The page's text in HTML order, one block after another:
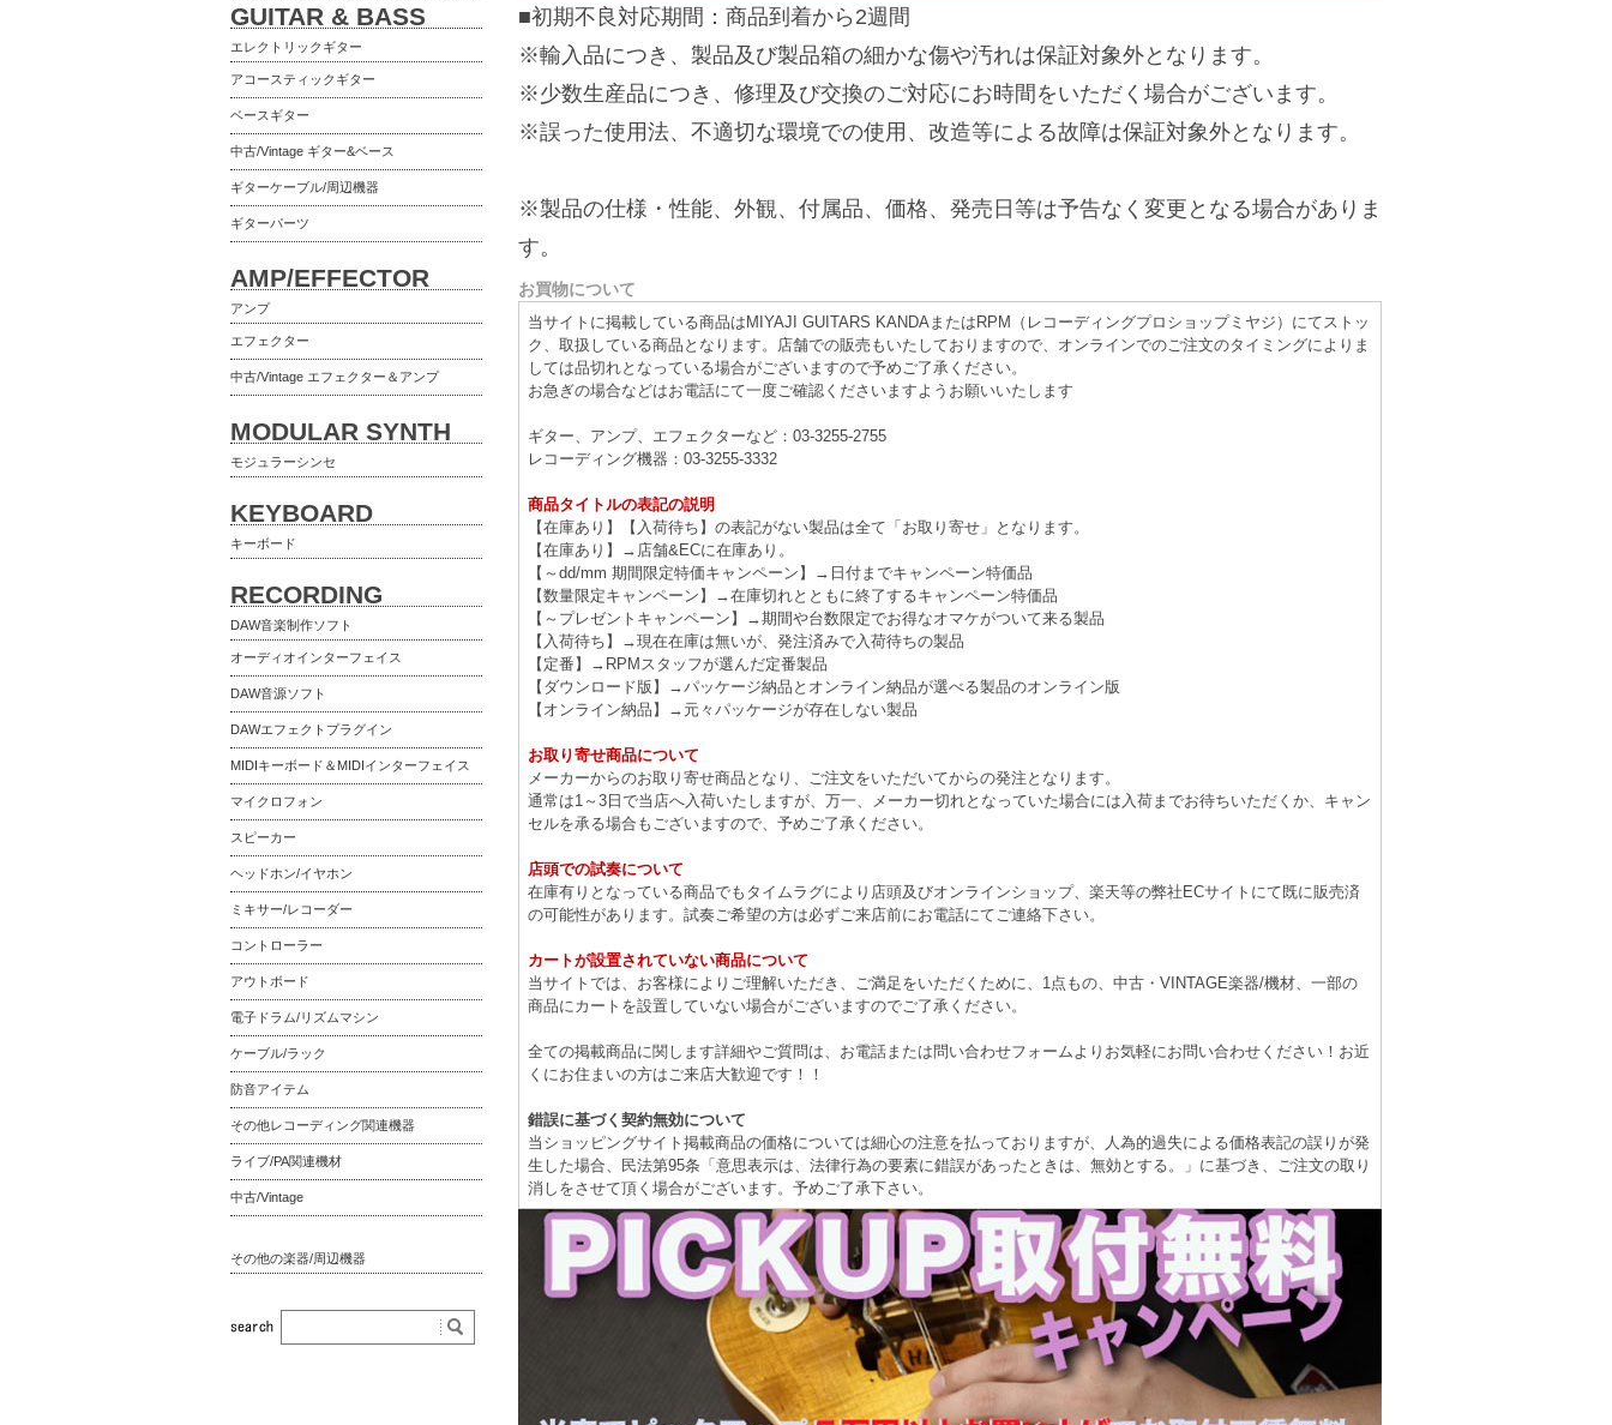
■初期不良対応期間：商品到着から2週間
※輸入品につき、製品及び製品箱の細かな傷や汚れは保証対象外となります。
※少数生産品につき、修理及び交換のご対応にお時間をいただく場合がございます。
※誤った使用法、不適切な環境での使用、改造等による故障は保証対象外となります。
※製品の仕様・性能、外観、付属品、価格、発売日等は予告なく変更となる場合がありま
す。
お買物について
当サイトに掲載している商品はMIYAJI GUITARS KANDAまたはRPM（レコーディングプロショップミヤジ）にてストッ
ク、取扱している商品となります。店舗での販売もいたしておりますので、オンラインでのご注文のタイミングによりま
しては品切れとなっている場合がございますので予めご了承ください。
お急ぎの場合などはお電話にて一度ご確認くださいますようお願いいたします
ギター、アンプ、エフェクターなど：03-3255-2755
レコーディング機器：03-3255-3332
商品タイトルの表記の説明
【在庫あり】【入荷待ち】の表記がない製品は全て「お取り寄せ」となります。
【在庫あり】→店舗&ECに在庫あり。
【～dd/mm 期間限定特価キャンペーン】→日付までキャンペーン特価品
【数量限定キャンペーン】→在庫切れとともに終了するキャンペーン特価品
【～プレゼントキャンペーン】→期間や台数限定でお得なオマケがついて来る製品
【入荷待ち】→現在在庫は無いが、発注済みで入荷待ちの製品
【定番】→RPMスタッフが選んだ定番製品
【ダウンロード版】→パッケージ納品とオンライン納品が選べる製品のオンライン版
【オンライン納品】→元々パッケージが存在しない製品
お取り寄せ商品について
メーカーからのお取り寄せ商品となり、ご注文をいただいてからの発注となります。
通常は1～3日で当店へ入荷いたしますが、万一、メーカー切れとなっていた場合には入荷までお待ちいただくか、キャン
セルを承る場合もございますので、予めご了承ください。
店頭での試奏について
在庫有りとなっている商品でもタイムラグにより店頭及びオンラインショップ、楽天等の弊社ECサイトにて既に販売済
の可能性があります。試奏ご希望の方は必ずご来店前にお電話にてご連絡下さい。
カートが設置されていない商品について
当サイトでは、お客様によりご理解いただき、ご満足をいただくために、1点もの、中古・VINTAGE楽器/機材、一部の
商品にカートを設置していない場合がございますのでご了承ください。
全ての掲載商品に関します詳細やご質問は、お電話または問い合わせフォームよりお気軽にお問い合わせください！お近
くにお住まいの方はご来店大歓迎です！！
錯誤に基づく契約無効について
当ショッピングサイト掲載商品の価格については細心の注意を払っておりますが、人為的過失による価格表記の誤りが発
生した場合、民法第95条「意思表示は、法律行為の要素に錯誤があったときは、無効とする。」に基づき、ご注文の取り
消しをさせて頂く場合がございます。予めご了承下さい。
GUITAR & BASS
エレクトリックギター
アコースティックギター
ベースギター
中古/Vintage ギター&ベース
ギターケーブル/周辺機器
ギターパーツ
AMP/EFFECTOR
アンプ
エフェクター
中古/Vintage エフェクター＆アンプ
MODULAR SYNTH
モジュラーシンセ
KEYBOARD
キーボード
RECORDING
DAW音楽制作ソフト
オーディオインターフェイス
DAW音源ソフト
DAWエフェクトプラグイン
MIDIキーボード＆MIDIインターフェイス
マイクロフォン
スピーカー
ヘッドホン/イヤホン
ミキサー/レコーダー
コントローラー
アウトボード
電子ドラム/リズムマシン
ケーブル/ラック
防音アイテム
その他レコーディング関連機器
ライブ/PA関連機材
中古/Vintage
その他の楽器/周辺機器